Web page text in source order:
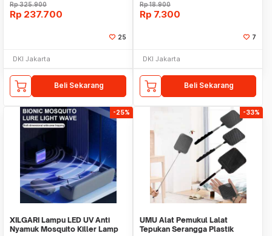
Rp325.900
Rp 237.700
25
DKI Jakarta
Beli Sekarang
Rp18.900
Rp 7.300
7
DKI Jakarta
Beli Sekarang
-25%
XILGARI Lampu LED UV Anti
Nyamuk Mosquito Killer Lamp
-33%
UMU Alat Pemukul Lalat
Tepukan Serangga Plastik